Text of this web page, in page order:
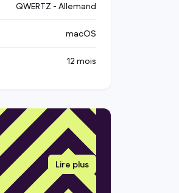
QWERTZ - Allemand
macOS
12 mois
Lire plus